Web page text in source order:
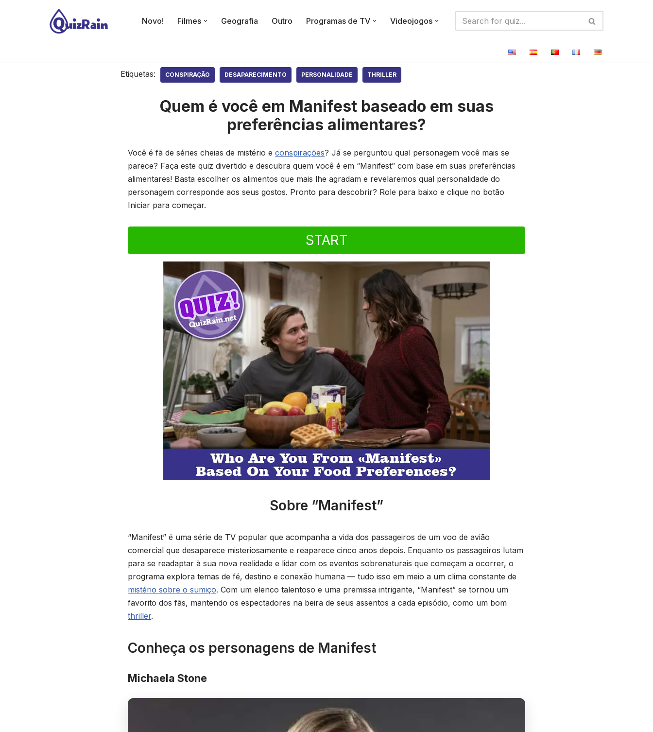
Novo! Filmes Geografia Outro Programas de TV Videojogos
Etiquetas: CONSPIRAÇÃO DESAPARECIMENTO PERSONALIDADE THRILLER
Quem é você em Manifest baseado em suas
preferências alimentares?
Você é fã de séries cheias de mistério econspirações? Já se perguntou qual personagem você mais se
parece? Faça este quiz divertido e descubra quem você é em “Manifest” com base em suas preferências
alimentares! Basta escolher os alimentos que mais lhe agradam e revelaremos qual personalidade do
personagem corresponde aos seus gostos. Pronto para descobrir? Role para baixo e clique no botão
Iniciar para começar.
START
Sobre “Manifest”
“Manifest” é uma série de TV popular que acompanha a vida dos passageiros de um voo de avião
comercial que desaparece misteriosamente e reaparece cinco anos depois. Enquanto os passageiros lutam
para se readaptar à sua nova realidade e lidar com os eventos sobrenaturais que começam a ocorrer, o
programa explora temas de fé, destino e conexão humana — tudo isso em meio a um clima constante de
mistério sobre o sumiço. Com um elenco talentoso e uma premissa intrigante, “Manifest” se tornou um
favorito dos fãs, mantendo os espectadores na beira de seus assentos a cada episódio, como um bom
thriller.
Conheça os personagens de Manifest
Michaela Stone